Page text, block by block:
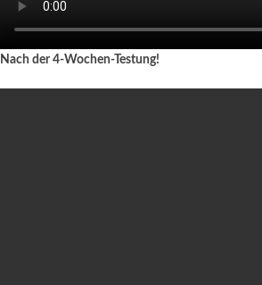
Nach der 4-Wochen-Testung!